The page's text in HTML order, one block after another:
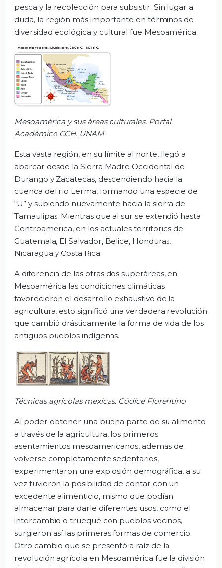
pesca y la recolección para subsistir. Sin lugar a
duda, la región más importante en términos de
diversidad ecológica y cultural fue Mesoamérica.
Mesoamérica y sus áreas culturales. Portal
Académico CCH. UNAM
Esta vasta región, en su límite al norte, llegó a
abarcar desde la Sierra Madre Occidental de
Durango y Zacatecas, descendiendo hacia la
cuenca del río Lerma, formando una especie de
“U” y subiendo nuevamente hacia la sierra de
Tamaulipas. Mientras que al sur se extendió hasta
Centroamérica, en los actuales territorios de
Guatemala, El Salvador, Belice, Honduras,
Nicaragua y Costa Rica.
A diferencia de las otras dos superáreas, en
Mesoamérica las condiciones climáticas
favorecieron el desarrollo exhaustivo de la
agricultura, esto significó una verdadera revolución
que cambió drásticamente la forma de vida de los
antiguos pueblos indígenas.
Técnicas agrícolas mexicas. Códice Florentino
Al poder obtener una buena parte de su alimento
a través de la agricultura, los primeros
asentamientos mesoamericanos, además de
volverse completamente sedentarios,
experimentaron una explosión demográfica, a su
vez tuvieron la posibilidad de contar con un
excedente alimenticio, mismo que podían
almacenar para darle diferentes usos, como el
intercambio o trueque con pueblos vecinos,
surgieron así las primeras formas de comercio.
Otro cambio que se presentó a raíz de la
revolución agrícola en Mesoamérica fue la división